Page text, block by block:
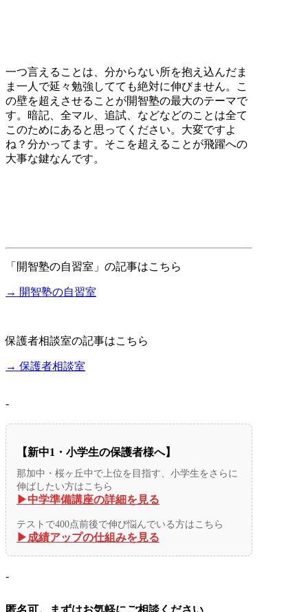
一つ言えることは、分からない所を抱え込んだま
ま一人で延々勉強してても絶対に伸びません。こ
の壁を超えさせることが開智塾の最大のテーマで
す。暗記、全マル、追試、などなどのことは全て
このためにあると思ってください。大変ですよ
ね？分かってます。そこを超えることが飛躍への
大事な鍵なんです。
「開智塾の自習室」の記事はこちら
→ 開智塾の自習室
保護者相談室の記事はこちら
→ 保護者相談室
-
【新中1・小学生の保護者様へ】
那加中・桜ヶ丘中で上位を目指す、小学生をさらに
伸ばしたい方はこちら
▶︎中学準備講座の詳細を見る
テストで400点前後で伸び悩んでいる方はこちら
▶︎成績アップの仕組みを見る
-
匿名可。まずはお気軽にご相談ください